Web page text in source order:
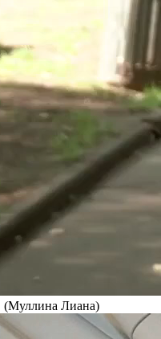
(Муллина Лиана)